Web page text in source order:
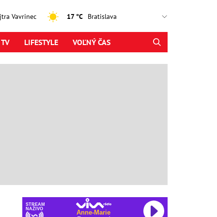
Vavrinec 17 °C
LIFESTYLE VOĽNÝ ČAS
STREAM
NAŽIVO
Anne-Marie